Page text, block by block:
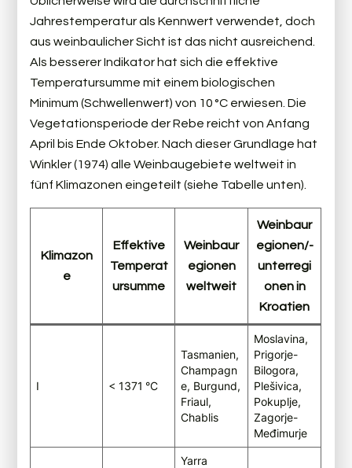
Jahrestemperatur als Kennwert verwendet, doch
aus weinbaulicher Sicht ist das nicht ausreichend.
Als besserer Indikator hat sich die effektive
Temperatursumme mit einem biologischen
Minimum (Schwellenwert) von 10 °C erwiesen. Die
Vegetationsperiode der Rebe reicht von Anfang
April bis Ende Oktober. Nach dieser Grundlage hat
Winkler (1974) alle Weinbaugebiete weltweit in
fünf Klimazonen eingeteilt (siehe Tabelle unten).
Klimazon
e
Effektive
Temperat
ursumme
Weinbaur
egionen
weltweit
Weinbaur
egionen/-
unterregi
onen in
Kroatien
I < 1371 °C
Tasmanien,
Champagn
e, Burgund,
Friaul,
Chablis
Moslavina,
Prigorje-
Bilogora,
Plešivica,
Pokuplje,
Zagorje-
Međimurje
Yarra